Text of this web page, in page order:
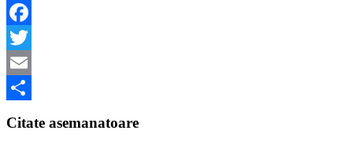
Facebook
Twitter
Email
Citate asemanatoare